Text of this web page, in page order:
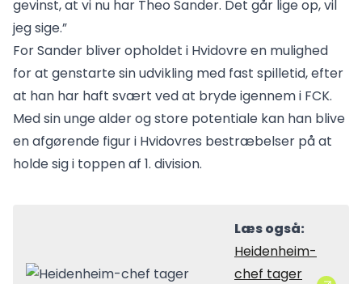
gevinst, at vi nu har Theo Sander. Det går lige op, vil
jeg sige.”
For Sander bliver opholdet i Hvidovre en mulighed
for at genstarte sin udvikling med fast spilletid, efter
at han har haft svært ved at bryde igennem i FCK.
Med sin unge alder og store potentiale kan han blive
en afgørende figur i Hvidovres bestræbelser på at
holde sig i toppen af 1. division.
Læs også:
Heidenheim-
chef tager